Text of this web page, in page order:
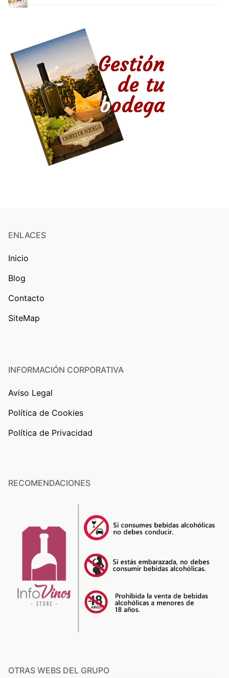
ENLACES
Inicio
Blog
Contacto
SiteMap
INFORMACIÓN CORPORATIVA
Aviso Legal
Política de Cookies
Política de Privacidad
RECOMENDACIONES
OTRAS WEBS DEL GRUPO